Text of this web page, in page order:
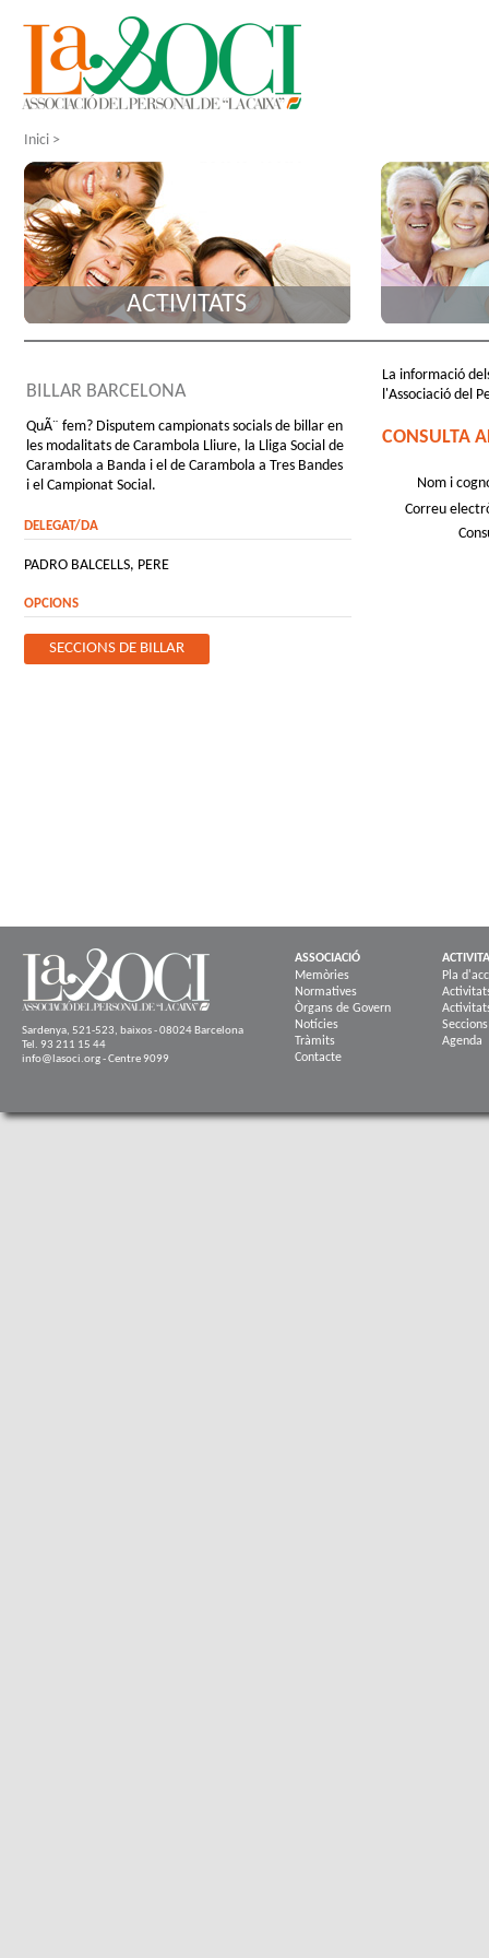
Inici >
ACTIVITATS
BILLAR BARCELONA
QuÃ¨ fem? Disputem campionats socials de billar en
les modalitats de Carambola Lliure, la Lliga Social de
Carambola a Banda i el de Carambola a Tres Bandes
i el Campionat Social.
DELEGAT/DA
PADRO BALCELLS, PERE
OPCIONS
SECCIONS DE BILLAR
La informació
l'Associació del
CONSULTA
Nom i
Correu
Sardenya, 521-523, baixos - 08024 Barcelona
Tel. 93 211 15 44
info@lasoci.org - Centre 9099
ASSOCIACIÓ
Memòries
Normatives
Òrgans de Govern
Notícies
Tràmits
Contacte
Pla
Seccions
Agenda